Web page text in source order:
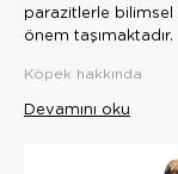
parazitlerle
önem taşımaktadır.
Köpek hakkında
Devamını oku